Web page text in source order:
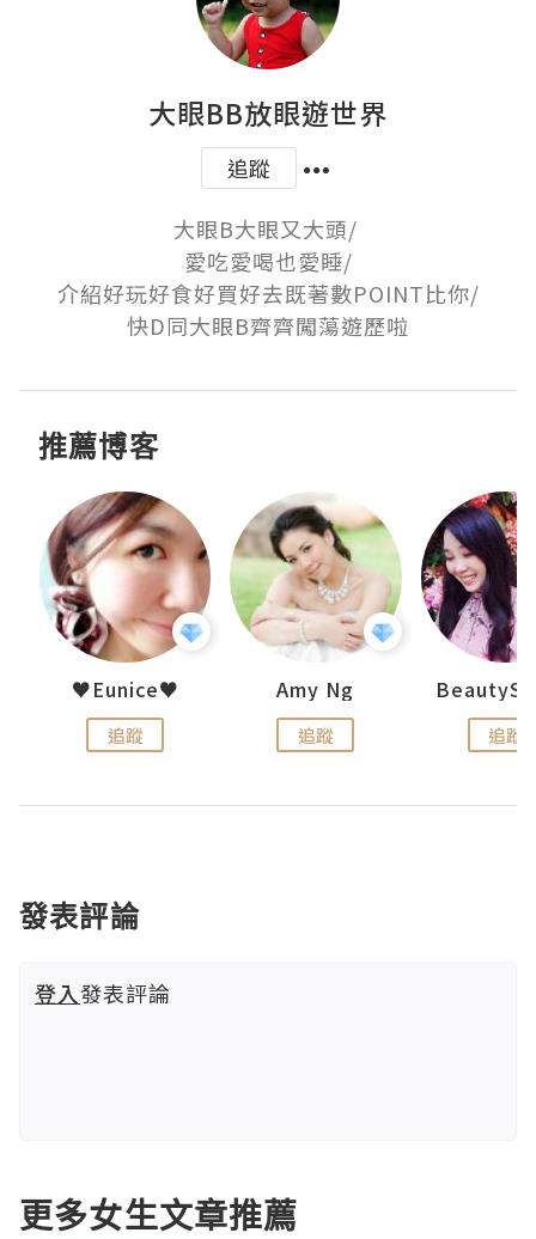
大眼BB放眼遊世界
追蹤
大眼B大眼又大頭/
愛吃愛喝也愛睡/
介紹好玩好食好買好去既著數POINT比你/
快D同大眼B齊齊闖蕩遊歷啦
推薦博客
♥Eunice♥
追蹤
Amy Ng
追蹤 追蹤
發表評論
登入發表評論
更多女生文章推薦